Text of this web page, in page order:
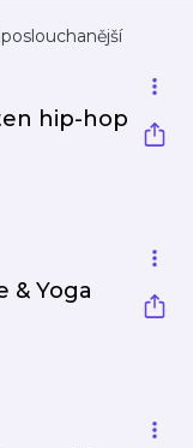
hip-hop
& Yoga